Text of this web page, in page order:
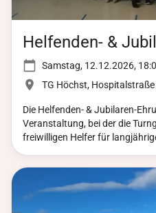
Helfenden- &
Samstag, 12.12.2026,
TG Höchst,
Die Helfenden- & Jubilaren-
Veranstaltung, bei der die
freiwilligen Helfer für
auszeichnet. Es handelt sich
Leistungen und des Einsatzes
Verein und dessen
engagiert haben.